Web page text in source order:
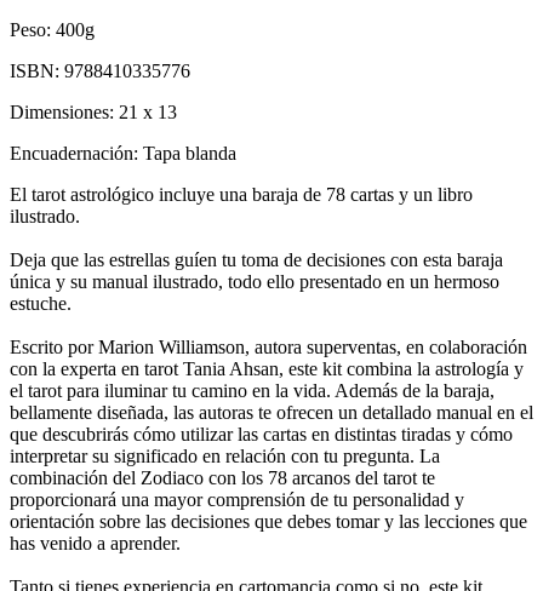
Peso: 400g
ISBN: 9788410335776
Dimensiones: 21 x 13
Encuadernación: Tapa blanda
El tarot astrológico incluye una baraja de 78 cartas y un libro
ilustrado.
Deja que las estrellas guíen tu toma de decisiones con esta baraja
única y su manual ilustrado, todo ello presentado en un hermoso
estuche.
Escrito por Marion Williamson, autora superventas, en colaboración
con la experta en tarot Tania Ahsan, este kit combina la astrología y
el tarot para iluminar tu camino en la vida. Además de la baraja,
bellamente diseñada, las autoras te ofrecen un detallado manual en el
que descubrirás cómo utilizar las cartas en distintas tiradas y cómo
interpretar su significado en relación con tu pregunta. La
combinación del Zodiaco con los 78 arcanos del tarot te
proporcionará una mayor comprensión de tu personalidad y
orientación sobre las decisiones que debes tomar y las lecciones que
has venido a aprender.
Tanto si tienes experiencia en cartomancia como si no, este kit